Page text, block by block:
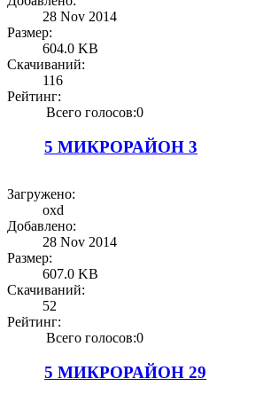
28 Nov 2014
Размер:
604.0 KB
Скачиваний:
116
Рейтинг:
Всего голосов:0
5 МИКРОРАЙОН 3
Загружено:
oxd
Добавлено:
28 Nov 2014
Размер:
607.0 KB
Скачиваний:
52
Рейтинг:
Всего голосов:0
5 МИКРОРАЙОН 29